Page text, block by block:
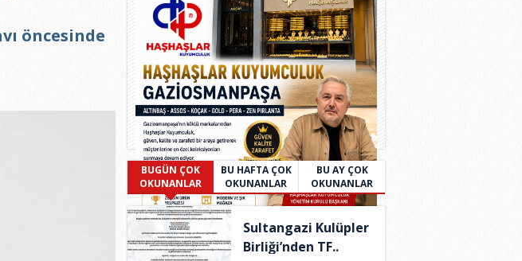
öncesinde
BUGÜN ÇOK
OKUNANLAR
BU HAFTA ÇOK
OKUNANLAR
BU AY ÇOK
OKUNANLAR
Sultangazi Kulüpler
Birliği’nden TF..